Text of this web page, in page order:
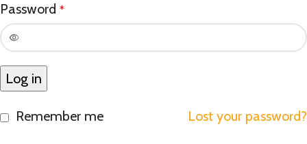
Password *
Log in
Lost your password?
Remember me